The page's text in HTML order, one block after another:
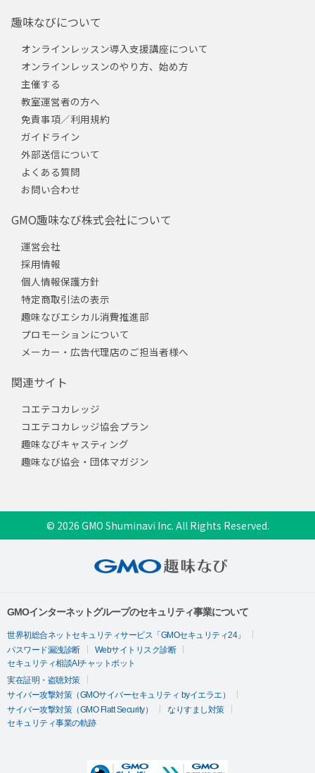
趣味なびについて
オンラインレッスン導入支援講座について
オンラインレッスンのやり方、始め方
主催する
教室運営者の方へ
免責事項／利用規約
ガイドライン
外部送信について
よくある質問
お問い合わせ
GMO趣味なび株式会社について
運営会社
採用情報
個人情報保護方針
特定商取引法の表示
趣味なびエシカル消費推進部
プロモーションについて
メーカー・広告代理店のご担当者様へ
関連サイト
コエテコカレッジ
コエテコカレッジ協会プラン
趣味なびキャスティング
趣味なび協会・団体マガジン
© 2026 GMO Shuminavi Inc. All Rights Reserved.